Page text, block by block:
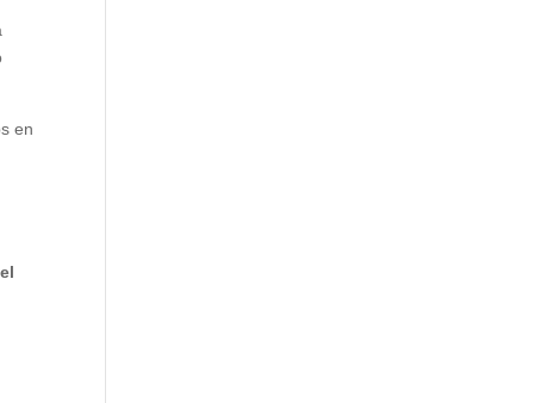
en